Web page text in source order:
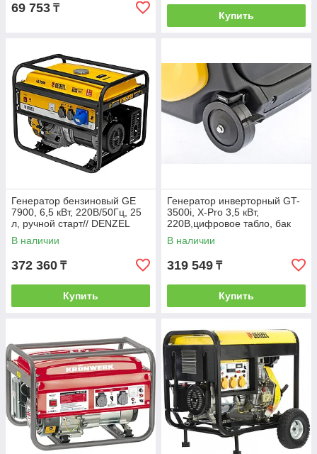
69 753 ₸
Купить
Генератор бензиновый GE
7900, 6,5 кВт, 220В/50Гц, 25
л, ручной старт// DENZEL
В наличии
372 360 ₸
Купить
Генератор инверторный GT-
3500i, X-Pro 3,5 кВт,
220В,цифровое табло, бак
7,5 л, ручной старт//DENZEL
В наличии
319 549 ₸
Купить